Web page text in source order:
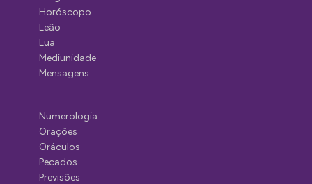
Horóscopo
Leão
Lua
Mediunidade
Mensagens
Numerologia
Orações
Oráculos
Pecados
Previsões